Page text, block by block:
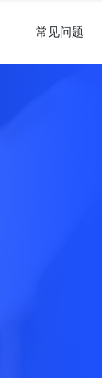
常见问题